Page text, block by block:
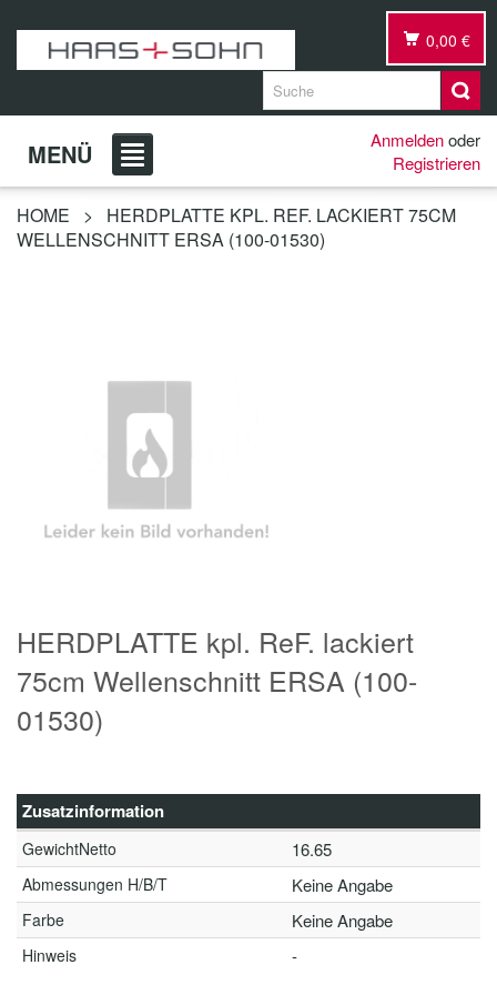
0,00 €
MENÜ Anmeldenoder
Registrieren
HOME >
HERDPLATTE KPL. REF. LACKIERT 75CM
WELLENSCHNITT ERSA (100-01530)
HERDPLATTE kpl. ReF. lackiert
75cm Wellenschnitt ERSA (100-
01530)
Zusatzinformation
GewichtNetto 16.65
Abmessungen H/B/T Keine Angabe
Farbe Keine Angabe
Hinweis -